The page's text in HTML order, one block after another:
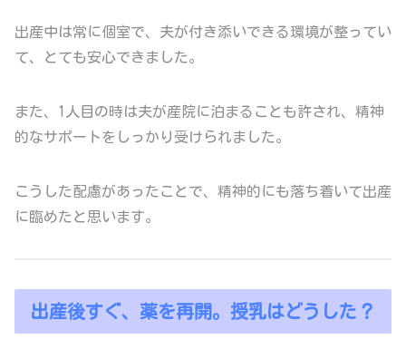
出産中は常に個室で、夫が付き添いできる環境が整ってい
て、とても安心できました。
また、1人目の時は夫が産院に泊まることも許され、精神
的なサポートをしっかり受けられました。
こうした配慮があったことで、精神的にも落ち着いて出産
に臨めたと思います。
出産後すぐ、薬を再開。授乳はどうした？